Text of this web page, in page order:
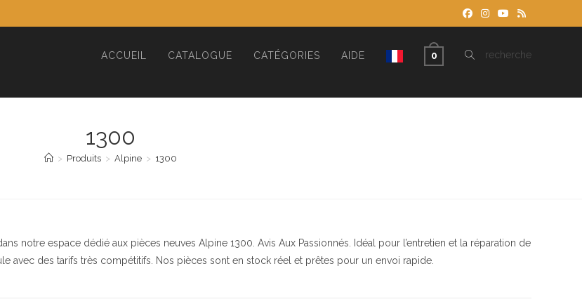
recherche
ACCUEIL CATALOGUE CATÉGORIES AIDE 0 TOGGLE
1300
> Produits > Alpine > 1300
notre espace dédié aux pièces neuves Alpine 1300. Avis Aux Passionnés. Idéal pour l’entretien et la réparation de
avec des tarifs très compétitifs. Nos pièces sont en stock réel et prêtes pour un envoi rapide.